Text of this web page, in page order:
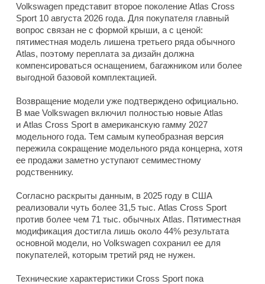
Volkswagen представит второе поколение Atlas Cross
Sport 10 августа 2026 года. Для покупателя главный
вопрос связан не с формой крыши, а с ценой:
пятиместная модель лишена третьего ряда обычного
Atlas, поэтому переплата за дизайн должна
компенсироваться оснащением, багажником или более
выгодной базовой комплектацией.
Возвращение модели уже подтверждено официально.
В мае Volkswagen включил полностью новые Atlas
и Atlas Cross Sport в американскую гамму 2027
модельного года. Тем самым купеобразная версия
пережила сокращение модельного ряда концерна, хотя
ее продажи заметно уступают семиместному
родственнику.
Согласно раскрыты данным, в 2025 году в США
реализовали чуть более 31,5 тыс. Atlas Cross Sport
против более чем 71 тыс. обычных Atlas. Пятиместная
модификация достигла лишь около 44% результата
основной модели, но Volkswagen сохранил ее для
покупателей, которым третий ряд не нужен.
Технические характеристики Cross Sport пока